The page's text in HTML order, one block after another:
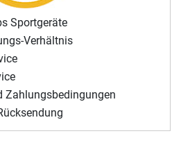
Sportgeräte
Verhältnis
Zahlungsbedingungen